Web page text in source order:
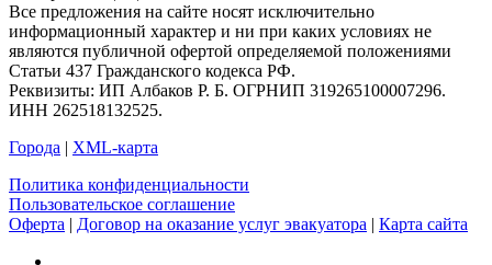
Все предложения на сайте носят исключительно
информационный характер и ни при каких условиях не
являются публичной офертой определяемой положениями
Статьи 437 Гражданского кодекса РФ.
Реквизиты: ИП Албаков Р. Б. ОГРНИП 319265100007296.
ИНН 262518132525.
Города | XML-карта
Политика конфиденциальности
Пользовательское соглашение
Оферта | Договор на оказание услуг эвакуатора | Карта сайта